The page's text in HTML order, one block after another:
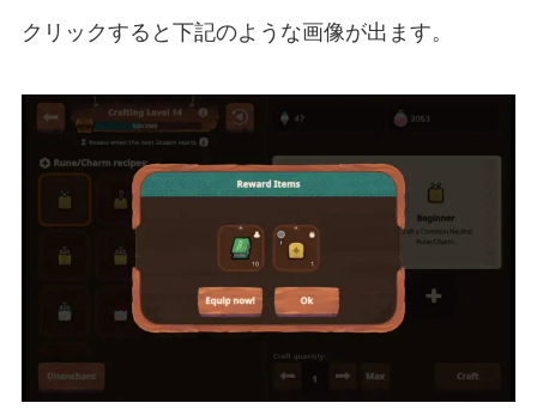
クリックすると下記のような画像が出ます。